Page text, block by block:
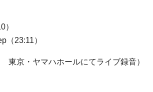
）
（23:11）
東京・ヤマハホールにてライブ録音）